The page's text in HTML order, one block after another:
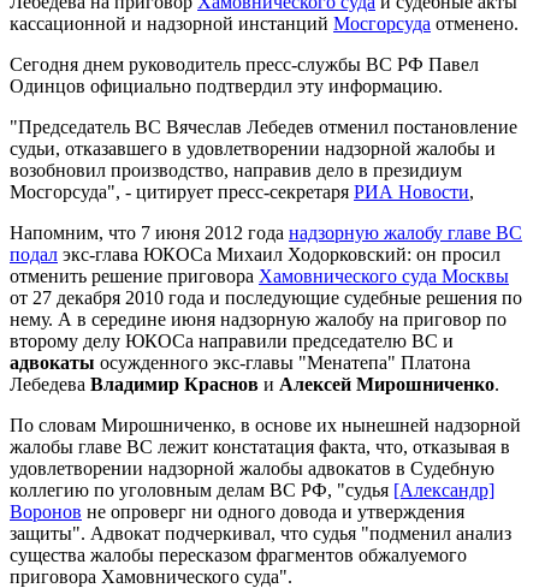
кассационной и надзорной инстанций Мосгорсуда отменено.
Сегодня днем руководитель пресс-службы ВС РФ Павел
Одинцов официально подтвердил эту информацию.
"Председатель ВС Вячеслав Лебедев отменил постановление
судьи, отказавшего в удовлетворении надзорной жалобы и
возобновил производство, направив дело в президиум
Мосгорсуда", - цитирует пресс-секретаря РИА Новости,
Напомним, что 7 июня 2012 года надзорную жалобу главе ВС
подал экс-глава ЮКОСа Михаил Ходорковский: он просил
отменить решение приговора Хамовнического суда Москвы
от 27 декабря 2010 года и последующие судебные решения по
нему. А в середине июня надзорную жалобу на приговор по
второму делу ЮКОСа направили председателю ВС и
адвокаты осужденного экс-главы "Менатепа" Платона
Лебедева Владимир Краснов и Алексей Мирошниченко.
По словам Мирошниченко, в основе их нынешней надзорной
жалобы главе ВС лежит констатация факта, что, отказывая в
удовлетворении надзорной жалобы адвокатов в Судебную
коллегию по уголовным делам ВС РФ, "судья [Александр]
Воронов не опроверг ни одного довода и утверждения
защиты". Адвокат подчеркивал, что судья "подменил анализ
существа жалобы пересказом фрагментов обжалуемого
приговора Хамовнического суда".